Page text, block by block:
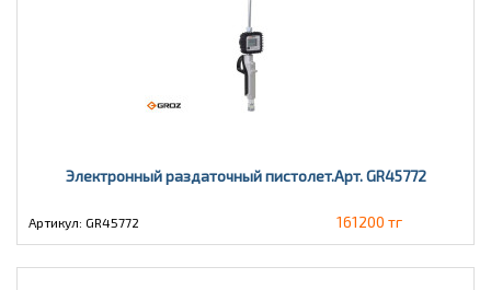
Электронный раздаточный пистолет.Арт. GR45772
Артикул: GR45772 161200 тг